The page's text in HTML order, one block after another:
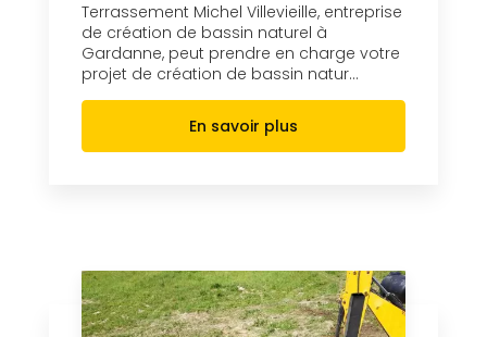
Terrassement Michel Villevieille, entreprise
de création de bassin naturel à
Gardanne, peut prendre en charge votre
projet de création de bassin natur...
En savoir plus